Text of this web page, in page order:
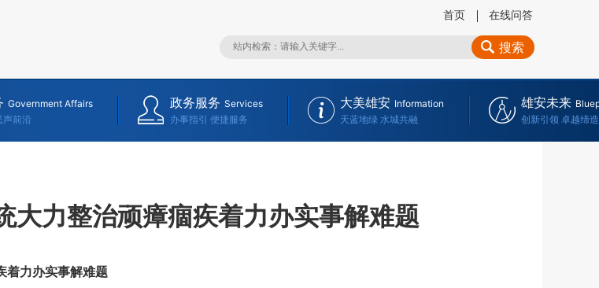
首页 在线问答
搜索
Government Affairs
声前沿
政务服务 Services
办事指引 便捷服务
大美雄安 Information
天蓝地绿 水城共融
雄安未来
创新引领 卓越缔造
大力整治顽瘴痼疾着力办实事解难题
着力办实事解难题